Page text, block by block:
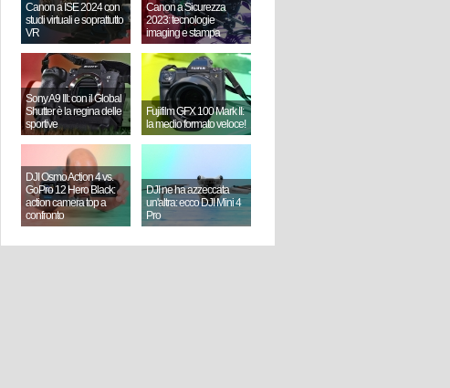
Canon a ISE 2024 con
studi virtuali e soprattutto
VR
Canon a Sicurezza
2023: tecnologie
imaging e stampa
Sony A9 III: con il Global
Shutter è la regina delle
sportive
Fujifilm GFX 100 Mark II:
la medio formato veloce!
DJI Osmo Action 4 vs.
GoPro 12 Hero Black:
action camera top a
confronto
DJI ne ha azzeccata
un'altra: ecco DJI Mini 4
Pro